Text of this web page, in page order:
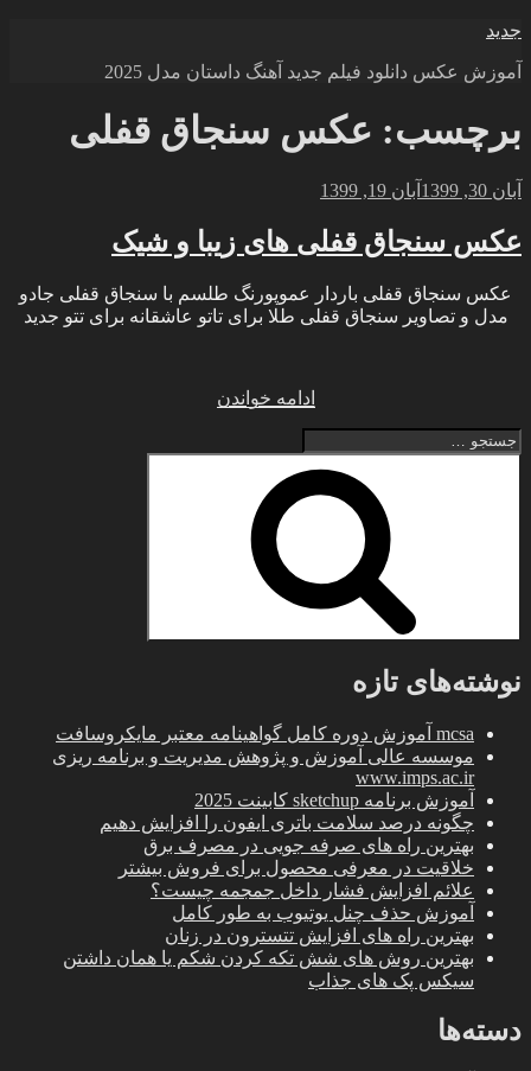
رفتن
محتوا
جدید
آموزش عکس دانلود فیلم جدید آهنگ داستان مدل 2025
برچسب: عکس سنجاق قفلی
نوشته‌شده
آبان 30, 1399 آبان 19, 1399
عکس سنجاق قفلی های زیبا و شیک
عکس سنجاق قفلی باردار عموپورنگ طلسم با سنجاق قفلی جادو
مدل و تصاویر سنجاق قفلی طلا برای تاتو عاشقانه برای تتو جدید
ادامه خواندن
جستجو
برای
نوشته‌های تازه
mcsa آموزش دوره کامل گواهینامه معتبر مایکروسافت
موسسه عالی آموزش و پژوهش مدیریت و برنامه ریزی
www.imps.ac.ir
آموزش برنامه sketchup کابینت 2025
چگونه درصد سلامت باتری ایفون را افزایش دهیم
بهترین راه های صرفه جویی در مصرف برق
خلاقیت در معرفی محصول برای فروش بیشتر
علائم افزایش فشار داخل جمجمه چیست؟
آموزش حذف چنل یوتیوب به طور کامل
بهترین راه های افزایش تتسترون در زنان
بهترین روش های شش تکه کردن شکم یا همان داشتن
سیکس پک های جذاب
دسته‌ها